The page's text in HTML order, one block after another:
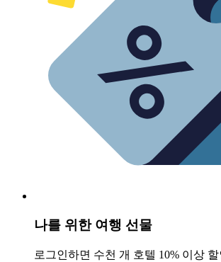
나를 위한 여행 선물
로그인하면 수천 개 호텔 10% 이상 할